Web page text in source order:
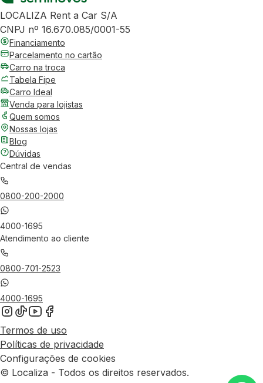
LOCALIZA Rent a Car S/A
CNPJ nº 16.670.085/0001-55
Financiamento
Parcelamento no cartão
Carro na troca
Tabela Fipe
Carro Ideal
Venda para lojistas
Quem somos
Nossas lojas
Blog
Dúvidas
Central de vendas
0800-200-2000
4000-1695
Atendimento ao cliente
0800-701-2523
4000-1695
Termos de uso
Políticas de privacidade
Configurações de cookies
© Localiza - Todos os direitos reservados.